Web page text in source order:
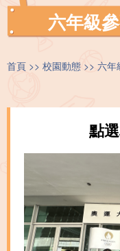
六年級
首頁 校園動態 六年
點